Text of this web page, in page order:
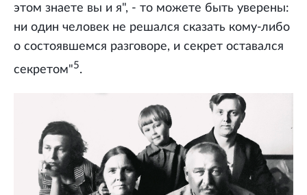
этом знаете вы и я", - то можете быть уверены:
ни один человек не решался сказать кому-либо
о состоявшемся разговоре, и секрет оставался
секретом"5.